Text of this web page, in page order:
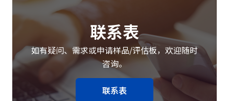
联系表
如有疑问、需求或申请样品/评估板，欢迎随时
咨询。
联系表